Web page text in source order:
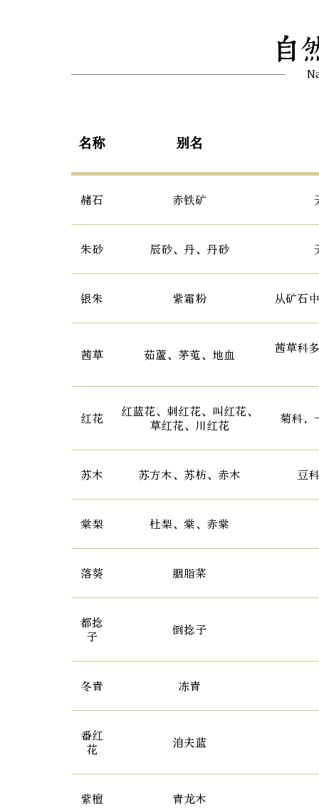
自
名称 别名
赭石 赤铁矿
朱砂 辰砂、丹、丹砂
银朱 紫霜粉 从矿石
茜草 茹蘆、茅蒐、地血
茜草科
红花
红蓝花、刺红花、叫红花、
草红花、川红花
菊科，
苏木 苏方木、苏枋、赤木 豆
棠梨 杜梨、棠、赤棠
落葵 胭脂菜
都捻
子
倒捻子
冬青 冻青
番红
花
洎夫蓝
紫檀 青龙木